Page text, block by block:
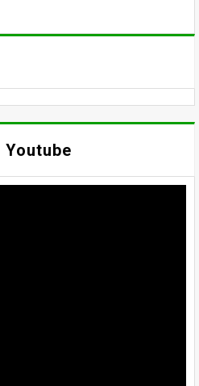
Youtube